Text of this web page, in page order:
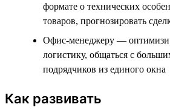
формате о технических
товаров, прогнозировать
Офис-менеджеру —
логистику, общаться с
подрядчиков из единого окна
Как развивать